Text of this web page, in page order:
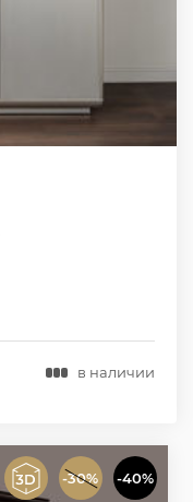
в наличии
-30% -40%